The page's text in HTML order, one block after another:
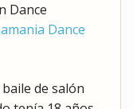
Dance
Dance
de salón